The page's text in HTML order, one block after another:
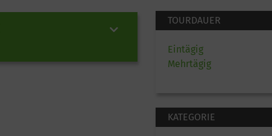
TOURDAUER
Eintägig
Mehrtägig
KATEGORIE